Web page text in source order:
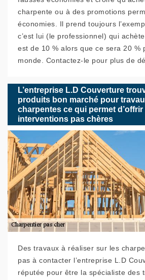
charpente ou à des promotions
économies. Il prend toujours
c’est lui (le professionnel) qui
est de 10 % alors que ce sera 20 %
monde. Contactez-le pour plus de
L’entreprise L.D Couverture
produits bon marché pour
charpentes ce qui permet d’offrir
interventions pas chères
Des travaux à réaliser sur les
pas à contacter l’entreprise L.D
réputée pour être la spécialiste des